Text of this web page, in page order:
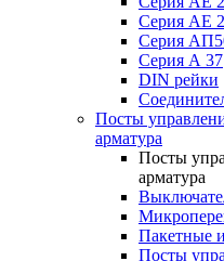
Серия АЕ
Серия
Серия А 37
DIN рейки
Посты
арматура
Посты
арматура
Пакетные
Посты